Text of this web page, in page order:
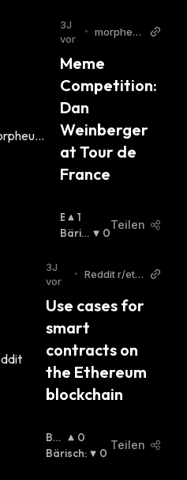
I
S
H
:
3J
vor
• morpheus
Meme
Competition:
Dan
Weinberger
at Tour de
France
B
U
S
H
:
1
Bäris
0
Teilen
3J
vor
• Reddit r/eth
Use cases for
smart
contracts on
the Ethereum
blockchain
Bull
Isc
0
Bärisch: 0
Teilen